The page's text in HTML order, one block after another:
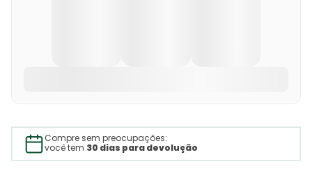
Compre sem preocupações:
você tem 30 dias para devolução